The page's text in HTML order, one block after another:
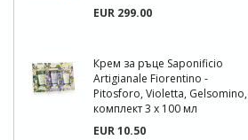
EUR 299.00
Крем за ръце Saponificio
Artigianale Fiorentino -
Pitosforo, Violetta, Gelsomino,
комплект 3 x 100 мл
EUR 10.50